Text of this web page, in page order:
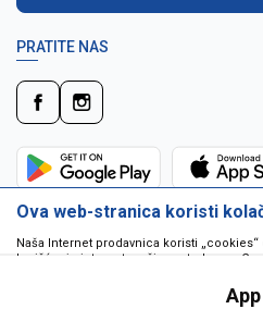
PRATITE NAS
Ova web-stranica koristi
Naša Internet prodavnica koristi
korišćenje interneta vašim potrebama.
da pokrenu program ili da isporuče virus
jedinstveno dodeljeni vama, i jedinoApp